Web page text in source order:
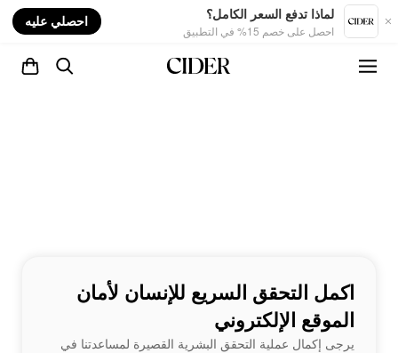
لماذا تدفع السعر الكامل؟
احصل على خصم 15% في التطبيق
احصلي عليه
اكمل التحقق السريع للإنسان لأمان
الموقع الإلكتروني
يرجى إكمال عملية التحقق البشرية القصيرة لمساعدتنا في